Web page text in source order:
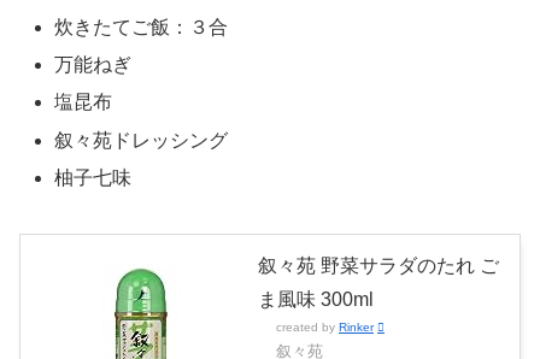
炊きたてご飯：３合
万能ねぎ
塩昆布
叙々苑ドレッシング
柚子七味
叙々苑 野菜サラダのたれ ご
ま風味 300ml
created by Rinker
叙々苑